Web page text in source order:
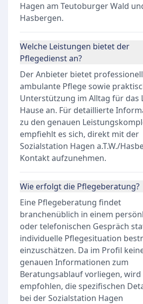
Hagen am Teutoburger Wald
Hasbergen.
Welche Leistungen bietet der
Pflegedienst an?
Der Anbieter bietet
ambulante Pflege sowie
Unterstützung im Alltag für das
Hause an. Für detaillierte
zu den genauen
empfiehlt es sich, direkt mit der
Sozialstation Hagen a.T.W./
Kontakt aufzunehmen.
Wie erfolgt die Pflegeberatung?
Eine Pflegeberatung findet
branchenüblich in einem
oder telefonischen Gespräch
individuelle Pflegesituation
einzuschätzen. Da im Profil
genauen Informationen zum
Beratungsablauf vorliegen, wird
empfohlen, die spezifischen
bei der Sozialstation Hagen